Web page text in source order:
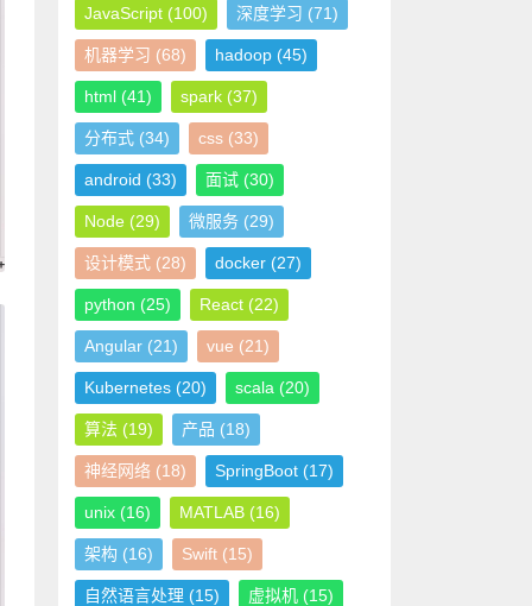
JavaScript (100) 深度学习 (71)
机器学习 (68) hadoop (45)
html (41) spark (37)
分布式 (34) css (33)
android (33) 面试 (30)
Node (29) 微服务 (29)
设计模式 (28) docker (27)
python (25) React (22)
Angular (21) vue (21)
Kubernetes (20) scala (20)
算法 (19) 产品 (18)
神经网络 (18) SpringBoot (17)
unix (16) MATLAB (16)
架构 (16) Swift (15)
自然语言处理 (15) 虚拟机 (15)